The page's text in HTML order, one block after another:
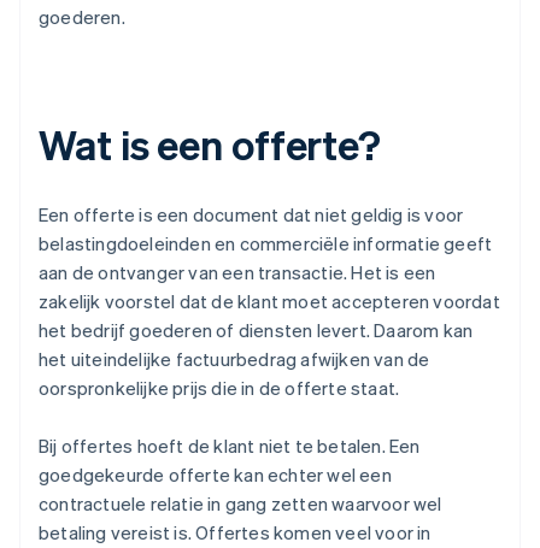
goederen.
Wat is een offerte?
Een offerte is een document dat niet geldig is voor
belastingdoeleinden en commerciële informatie geeft
aan de ontvanger van een transactie. Het is een
zakelijk voorstel dat de klant moet accepteren voordat
het bedrijf goederen of diensten levert. Daarom kan
het uiteindelijke factuurbedrag afwijken van de
oorspronkelijke prijs die in de offerte staat.
Bij offertes hoeft de klant niet te betalen. Een
goedgekeurde offerte kan echter wel een
contractuele relatie in gang zetten waarvoor wel
betaling vereist is. Offertes komen veel voor in